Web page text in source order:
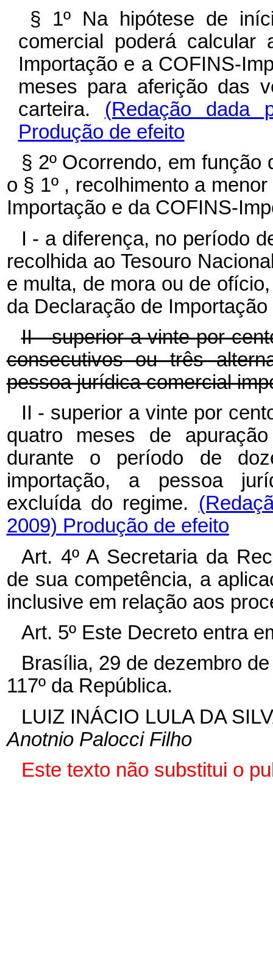
§ 1º Na hipótese de
comercial poderá calcular
Importação e a COFINS-
meses para aferição das
carteira. (Redação dada
Produção de efeito
§ 2º Ocorrendo, em
o § 1º , recolhimento a
Importação e da COFINS-
I - a diferença, no período
recolhida ao Tesouro
e multa, de mora ou de
da Declaração de Importação
II - superior a vinte por
consecutivos ou três
pessoa jurídica comercial
II - superior a vinte por
quatro meses de
durante o período de
importação, a pessoa
excluída do regime.
2009) Produção de efeito
Art. 4ºA Secretaria da
de sua competência, a
inclusive em relação aos
Art. 5º Este Decreto entra
Brasília, 29 de dezembro
117º da República.
LUIZ INÁCIO LULA DA
Anotnio Palocci Filho
Este texto não substitui o